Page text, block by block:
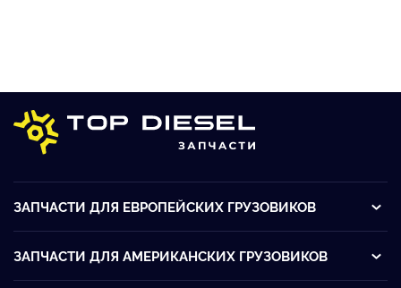
ЗАПЧАСТИ ДЛЯ ЕВРОПЕЙСКИХ ГРУЗОВИКОВ
ЗАПЧАСТИ ДЛЯ АМЕРИКАНСКИХ ГРУЗОВИКОВ